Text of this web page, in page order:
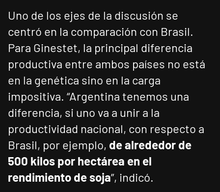
Uno de los ejes de la discusión se
centró en la comparación con Brasil.
Para Ginestet, la principal diferencia
productiva entre ambos países no está
en la genética sino en la carga
impositiva. “Argentina tenemos una
diferencia, si uno va a unir a la
productividad nacional, con respecto a
Brasil, por ejemplo, de alrededor de
500 kilos por hectárea en el
rendimiento de soja”, indicó.